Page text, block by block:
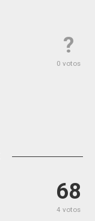
?
0 votos
68
4 votos